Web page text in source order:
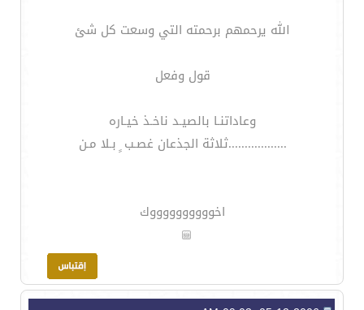
الله يرحمهم برحمته التي وسعت كل شئ
قول وفعل
وعاداتنـا بالصيـد ناخـذ خيـاره
..................ثلاثة الجذعان غصـب ٍ بـلا مـن
اخووووووووووك